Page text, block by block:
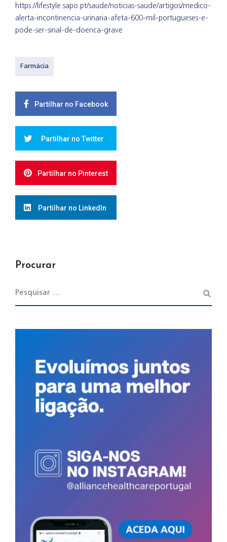
https://lifestyle.sapo.pt/saude/noticias-saude/artigos/medico-
alerta-incontinencia-urinaria-afeta-600-mil-portugueses-e-
pode-ser-sinal-de-doenca-grave
Farmácia
Partilhar no Facebook
Partilhar no Twitter
Partilhar no Pinterest
Partilhar no LinkedIn
Procurar